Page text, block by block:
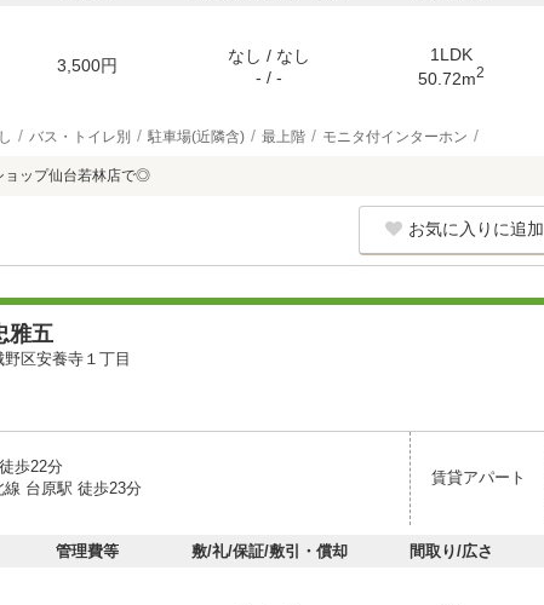
3,500円
なし / なし
- / -
1LDK
50.72m2
バス・トイレ別 駐車場(近隣含) 最上階 モニタ付インターホン
ョップ仙台若林店で◎
お気に入りに追加
雅五
区安養寺１丁目
歩22分
台原駅 徒歩23分
賃貸アパート
管理費等 敷/礼/保証/敷引・償却 間取り/広さ